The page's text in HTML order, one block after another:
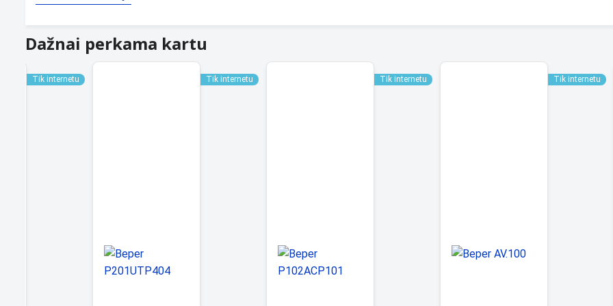
Dažnai perkama kartu
Tik internetu Tik internetu Tik internetu Tik internetu